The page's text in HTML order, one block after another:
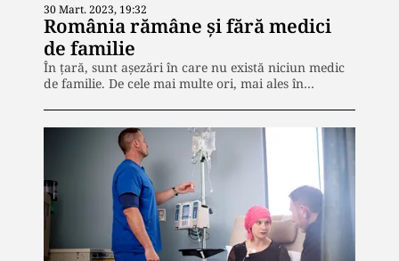
30 Mart. 2023, 19:32
România rămâne și fără medici
de familie
În țară, sunt așezări în care nu există niciun medic
de familie. De cele mai multe ori, mai ales în…